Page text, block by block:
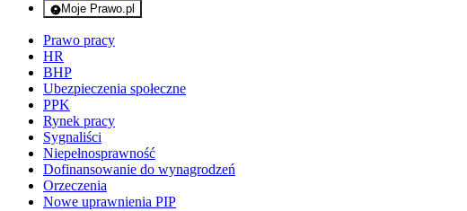
Moje Prawo.pl
- rejestracja i logowanie do serwisu
Prawo pracy
HR
BHP
Ubezpieczenia społeczne
PPK
Rynek pracy
Sygnaliści
Niepełnosprawność
Dofinansowanie do wynagrodzeń
Orzeczenia
Nowe uprawnienia PIP